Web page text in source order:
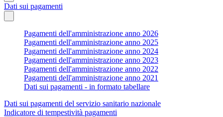
Dati sui pagamenti
Pagamenti dell'amministrazione anno 2026
Pagamenti dell'amministrazione anno 2025
Pagamenti dell'amministrazione anno 2024
Pagamenti dell'amministrazione anno 2023
Pagamenti dell'amministrazione anno 2022
Pagamenti dell'amministrazione anno 2021
Dati sui pagamenti - in formato tabellare
Dati sui pagamenti del servizio sanitario nazionale
Indicatore di tempestività pagamenti